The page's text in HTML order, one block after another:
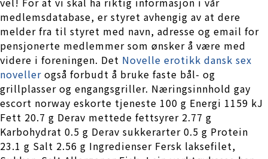
medlemsdatabase, er styret avhengig av at dere
melder fra til styret med navn, adresse og email for
pensjonerte medlemmer som ønsker å være med
videre i foreningen. Det Novelle erotikk dansk sex
noveller også forbudt å bruke faste bål- og
grillplasser og engangsgriller. Næringsinnhold gay
escort norway eskorte tjeneste 100 g Energi 1159 kJ
Fett 20.7 g Derav mettede fettsyrer 2.77 g
Karbohydrat 0.5 g Derav sukkerarter 0.5 g Protein
23.1 g Salt 2.56 g Ingredienser Fersk laksefilet,